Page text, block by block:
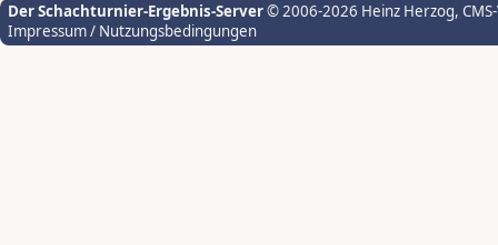
Der Schachturnier-Ergebnis-Server© 2006-2026 Heinz Herzog,
Impressum / Nutzungsbedingungen